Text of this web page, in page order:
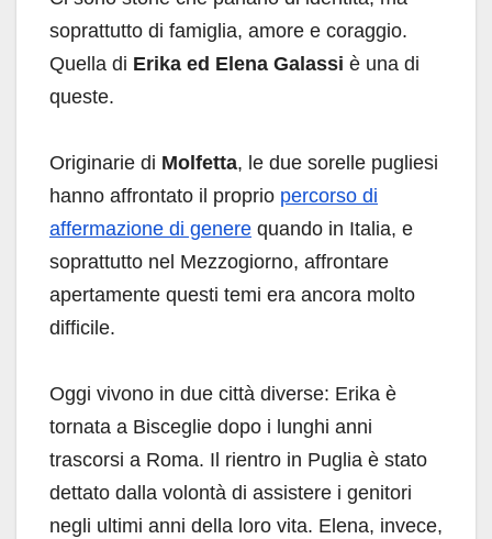
soprattutto di famiglia, amore e coraggio.
Quella di Erika ed Elena Galassi è una di
queste.
Originarie di Molfetta, le due sorelle pugliesi
hanno affrontato il proprio percorso di
affermazione di genere quando in Italia, e
soprattutto nel Mezzogiorno, affrontare
apertamente questi temi era ancora molto
difficile.
Oggi vivono in due città diverse: Erika è
tornata a Bisceglie dopo i lunghi anni
trascorsi a Roma. Il rientro in Puglia è stato
dettato dalla volontà di assistere i genitori
negli ultimi anni della loro vita. Elena, invece,